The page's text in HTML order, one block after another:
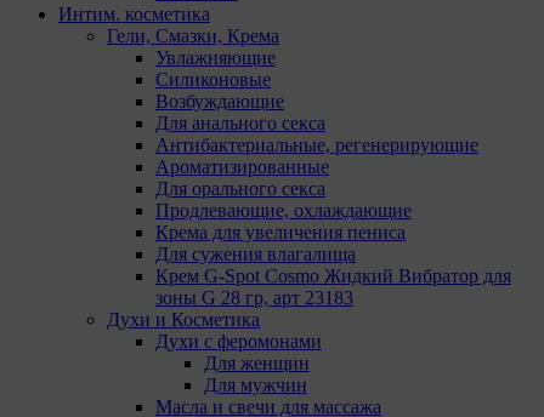
Интим. косметика
Гели, Смазки, Крема
Увлажняющие
Силиконовые
Возбуждающие
Для анального секса
Антибактериальные, регенерирующие
Ароматизированные
Для орального секса
Продлевающие, охлаждающие
Крема для увеличения пениса
Для сужения влагалища
Крем G-Spot Cosmo Жидкий Вибратор для
зоны G 28 гр, арт 23183
Духи и Косметика
Духи с феромонами
Для женщин
Для мужчин
Масла и свечи для массажа
ADFOX) - сервис показа контекстной рекламы.
Адрес: Yandex Europe AG, Werftestrasse 4, CH-
6005 Luzern, Switzerland.
Google Ads - сервис показа контекстной
рекламы, предоставляемый компанией Google
Ireland Ltd, Gordon House Barrow Street Dublin 4,
D04E5W5 Ireland.
Сохранить мои изменения
Сохранить по умолчанию